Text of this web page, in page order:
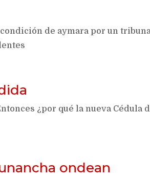
de aymara por un
¿por qué la nueva Cédula
ondean